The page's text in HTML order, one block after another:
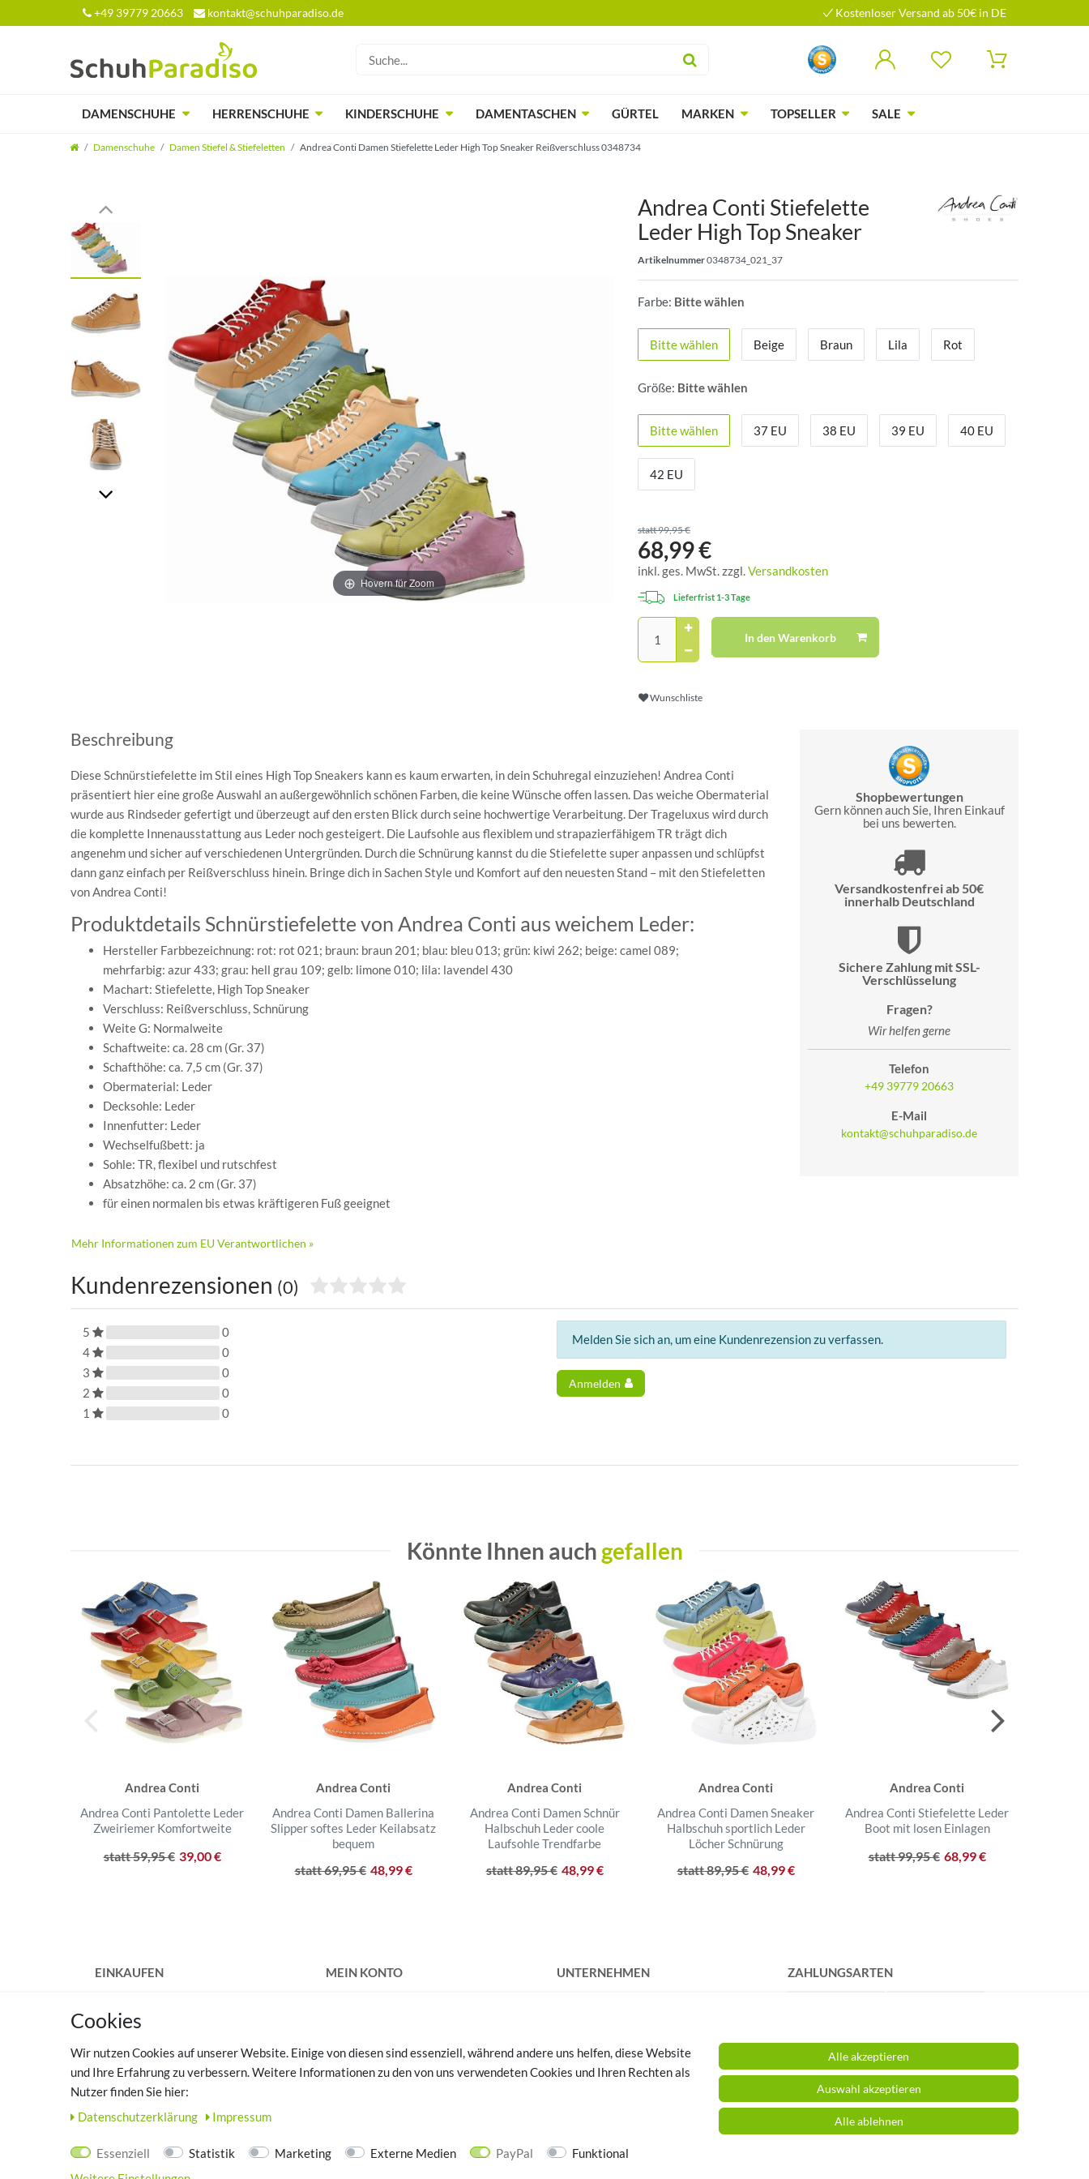
+49 39779 20663 kontakt@schuhparadiso.de Kostenloser Versand ab 50€ in DE
DAMENSCHUHE HERRENSCHUHE KINDERSCHUHE DAMENTASCHEN GÜRTEL MARKEN TOPSELLER SALE
Damenschuhe Damen Stiefel & Stiefeletten Andrea Conti Damen Stiefelette Leder High Top Sneaker Reißverschluss 0348734
Hovern für Zoom
Andrea Conti Stiefelette
Leder High Top Sneaker
Artikelnummer0348734_021_37
Farbe: Bitte wählen
Bitte wählen Beige Braun Lila Rot
Größe: Bitte wählen
Bitte wählen 37 EU 38 EU 39 EU 40 EU
42 EU
statt 99,95 €
68,99 €
inkl. ges. MwSt. zzgl.Versandkosten
Lieferfrist 1-3 Tage
In den Warenkorb
Wunschliste
Beschreibung
Diese Schnürstiefelette im Stil eines High Top Sneakers kann es kaum erwarten, in dein Schuhregal einzuziehen! Andrea Conti
präsentiert hier eine große Auswahl an außergewöhnlich schönen Farben, die keine Wünsche offen lassen. Das weiche Obermaterial
wurde aus Rindseder gefertigt und überzeugt auf den ersten Blick durch seine hochwertige Verarbeitung. Der Trageluxus wird durch
die komplette Innenausstattung aus Leder noch gesteigert. Die Laufsohle aus flexiblem und strapazierfähigem TR trägt dich
angenehm und sicher auf verschiedenen Untergründen. Durch die Schnürung kannst du die Stiefelette super anpassen und schlüpfst
dann ganz einfach per Reißverschluss hinein. Bringe dich in Sachen Style und Komfort auf den neuesten Stand – mit den Stiefeletten
von Andrea Conti!
Produktdetails Schnürstiefelette von Andrea Conti aus weichem Leder:
Hersteller Farbbezeichnung: rot: rot 021; braun: braun 201; blau: bleu 013; grün: kiwi 262; beige: camel 089;
mehrfarbig: azur 433; grau: hell grau 109; gelb: limone 010; lila: lavendel 430
Machart: Stiefelette, High Top Sneaker
Verschluss: Reißverschluss, Schnürung
Weite G: Normalweite
Schaftweite: ca. 28 cm (Gr. 37)
Schafthöhe: ca. 7,5 cm (Gr. 37)
Obermaterial: Leder
Decksohle: Leder
Innenfutter: Leder
Wechselfußbett: ja
Sohle: TR, flexibel und rutschfest
Absatzhöhe: ca. 2 cm (Gr. 37)
für einen normalen bis etwas kräftigeren Fuß geeignet
Mehr Informationen zum EU Verantwortlichen »
Shopbewertungen
Gern können auch Sie, Ihren Einkauf
bei uns bewerten.
Versandkostenfrei ab 50€
innerhalb Deutschland
Sichere Zahlung mit SSL-
Verschlüsselung
Fragen?
Wir helfen gerne
Telefon
+49 39779 20663
E-Mail
kontakt@schuhparadiso.de
Kundenrezensionen (0)
5
0
4
0
3
0
2
0
1
0
Melden Sie sich an, um eine Kundenrezension zu verfassen.
Anmelden
Könnte Ihnen auch gefallen
Andrea Conti
Andrea Conti Pantolette Leder
Zweiriemer Komfortweite
statt 59,95 € 39,00 €
Andrea Conti
Andrea Conti Damen Ballerina
Slipper softes Leder Keilabsatz
bequem
statt 69,95 € 48,99 €
Andrea Conti
Andrea Conti Damen Schnür
Halbschuh Leder coole
Laufsohle Trendfarbe
statt 89,95 € 48,99 €
Andrea Conti
Andrea Conti Damen Sneaker
Halbschuh sportlich Leder
Löcher Schnürung
statt 89,95 € 48,99 €
Andrea Conti
Andrea Conti Stiefelette Leder
Boot mit losen Einlagen
statt 99,95 € 68,99 €
EINKAUFEN
Versandkosten
Vertrag widerrufen
Hilfe
Warenkorb
Zur Kasse
MEIN KONTO
UNTERNEHMEN
Impressum
ZAHLUNGSARTEN
Cookies
Wir nutzen Cookies auf unserer Website. Einige von diesen sind essenziell, während andere uns helfen, diese Website
und Ihre Erfahrung zu verbessern. Weitere Informationen zu den von uns verwendeten Cookies und Ihren Rechten als
Nutzer finden Sie hier:
Daten­schutz­erklärung
Impressum
Essenziell Statistik Marketing Externe Medien PayPal
Funktional
Alle akzeptieren
Auswahl akzeptieren
Alle ablehnen